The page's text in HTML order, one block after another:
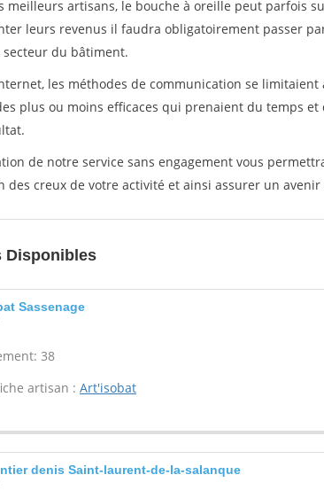
meilleurs artisans, le bouche à oreille peut parfois
leurs revenus il faudra obligatoirement passer
secteur du bâtiment.
les méthodes de communication se
plus ou moins efficaces qui prenaient du temps
de notre service sans engagement vous
des creux de votre activité et ainsi assurer un avenir
Disponibles
Sassenage
38
artisan : Art'isobat
denis Saint-laurent-de-la-salanque